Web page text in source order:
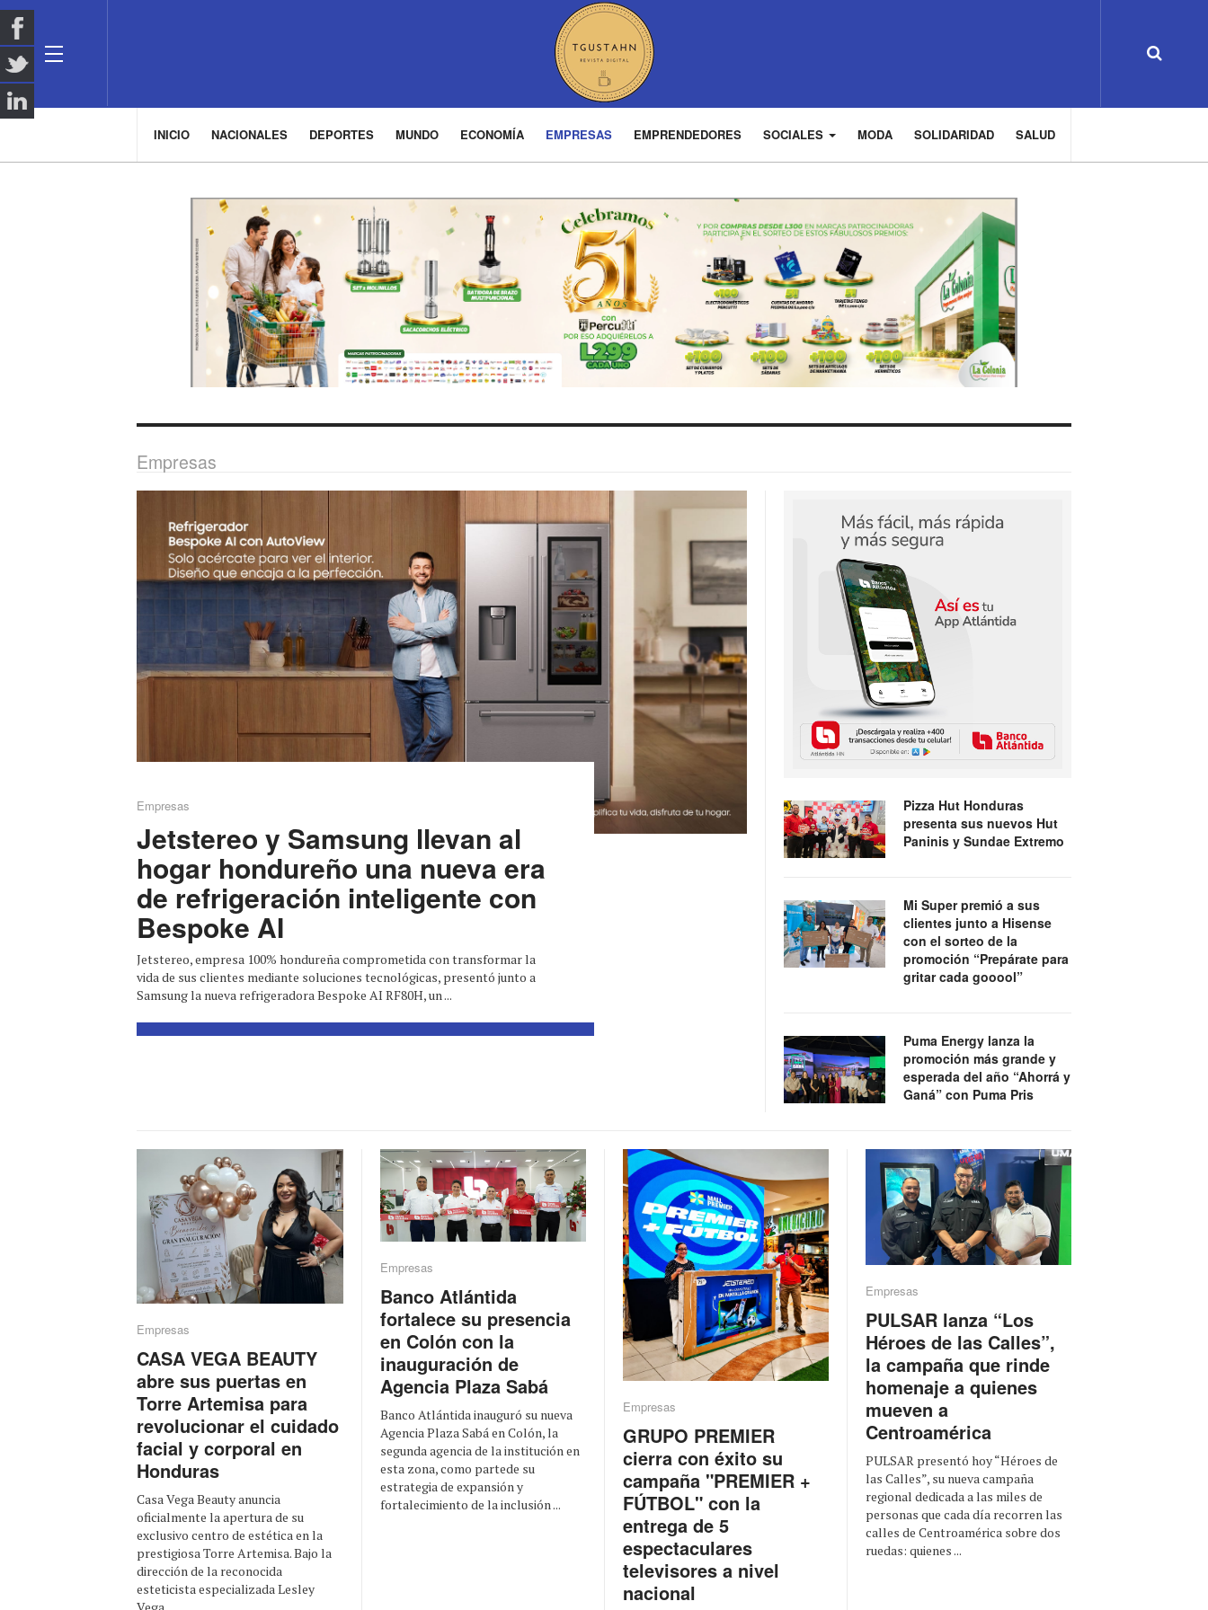
INICIO NACIONALES DEPORTES MUNDO ECONOMÍA EMPRESAS EMPRENDEDORES SOCIALES MODA SOLIDARIDAD SALUD
Empresas
Empresas
Jetstereo y Samsung llevan al
hogar hondureño una nueva era
de refrigeración inteligente con
Bespoke AI
Jetstereo, empresa 100% hondureña comprometida con transformar la
vida de sus clientes mediante soluciones tecnológicas, presentó junto a
Samsung la nueva refrigeradora Bespoke AI RF80H, un ...
Pizza Hut Honduras
presenta sus nuevos Hut
Paninis y Sundae Extremo
Mi Super premió a sus
clientes junto a Hisense
con el sorteo de la
promoción “Prepárate para
gritar cada gooool”
Puma Energy lanza la
promoción más grande y
esperada del año “Ahorrá y
Ganá” con Puma Pris
Empresas
CASA VEGA BEAUTY
abre sus puertas en
Torre Artemisa para
revolucionar el cuidado
facial y corporal en
Honduras
Casa Vega Beauty anuncia
oficialmente la apertura de su
exclusivo centro de estética en la
prestigiosa Torre Artemisa. Bajo la
dirección de la reconocida
esteticista especializada Lesley
Empresas
Banco Atlántida
fortalece su presencia
en Colón con la
inauguración de
Agencia Plaza Sabá
Banco Atlántida inauguró su nueva
Agencia Plaza Sabá en Colón, la
segunda agencia de la institución en
esta zona, como partede su
estrategia de expansión y
fortalecimiento de la inclusión ...
Empresas
GRUPO PREMIER
cierra con éxito su
campaña "PREMIER +
FÚTBOL" con la
entrega de 5
espectaculares
televisores a nivel
nacional
Empresas
PULSAR lanza “Los
Héroes de las Calles”,
la campaña que rinde
homenaje a quienes
mueven a
Centroamérica
PULSAR presentó hoy “Héroes de
las Calles”, su nueva campaña
regional dedicada a las miles de
personas que cada día recorren las
calles de Centroamérica sobre dos
ruedas: quienes ...